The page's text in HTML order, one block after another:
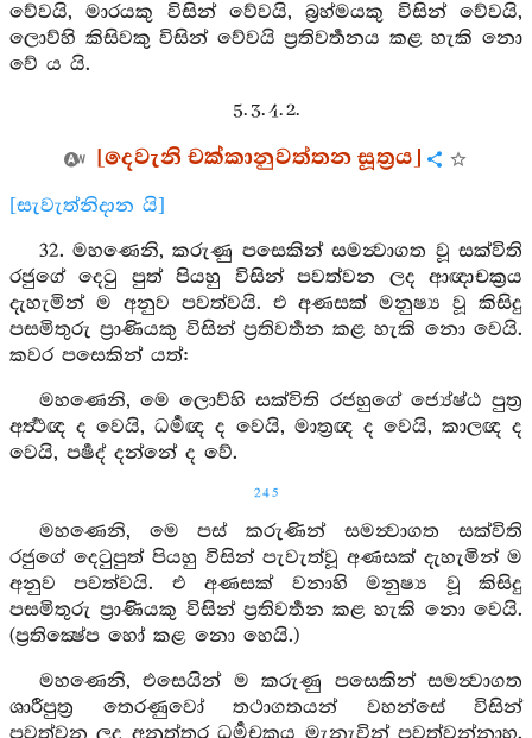
වේවයි, මාරයකු විසින් වේවයි, බ්‍රහ්මයකු විසින් වේවයි,
ලොව්හි කිසිවකු විසින් වේවයි ප්‍රතිවර්‍තනය කළ හැකි නො
වේ ය යි.
5. 3. 4. 2.
[දෙවැනි චක්කානුවත්තන සූත්‍රය]
[සැවැත්නිදාන යි]
32. මහණෙනි, කරුණු පසෙකින් සමන්‍වාගත වූ සක්විති
රජුගේ දෙටු පුත් පියහු විසින් පවත්වන ලද ආඥාචක්‍රය
දැහැමින් ම අනුව පවත්වයි. එ අණසක් මනුෂ්‍ය වූ කිසිදු
පසමිතුරු ප්‍රාණියකු විසින් ප්‍රතිවර්‍තන කළ හැකි නො වෙයි.
කවර පසෙකින් යත්:
මහණෙනි, මෙ ලොව්හි සක්විති රජහුගේ ජ්‍යේෂ්ඨ පුත්‍ර
අර්‍ත්‍ථඥ ද වෙයි, ධර්‍මඥ ද වෙයි, මාත්‍රඥ ද වෙයි, කාලඥ ද
වෙයි, පර්‍ෂද් දන්නේ ද වේ.
245
මහණෙනි, මෙ පස් කරුණින් සමන්‍වාගත සක්විති
රජුගේ දෙටුපුත් පියහු විසින් පැවැත්වූ අණසක් දැහැමින් ම
අනුව පවත්වයි. එ අණසක් වනාහි මනුෂ්‍ය වූ කිසිදු
පසමිතුරු ප්‍රාණියකු විසින් ප්‍රතිවර්‍තන කළ හැකි නො වෙයි.
(ප්‍රතික්‍ෂේප හෝ කළ නො හෙයි.)
මහණෙනි, එසෙයින් ම කරුණු පසෙකින් සමන්‍වාගත
ශාරීපුත්‍ර තෙරණුවෝ තථාගතයන් වහන්සේ විසින්